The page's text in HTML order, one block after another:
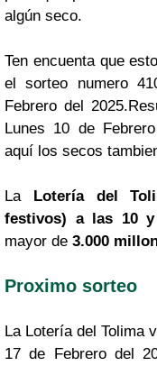
algún seco.
Ten encuenta que
el sorteo numero
Febrero del
Lunes 10 de
aquí los secos
La Lotería del
festivos) a las 10
mayor de 3.000
Proximo sorteo
La Lotería del Tolima
17 de Febrero del